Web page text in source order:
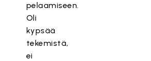
pelaamiseen.
Oli
kypsää
tekemistä,
ei